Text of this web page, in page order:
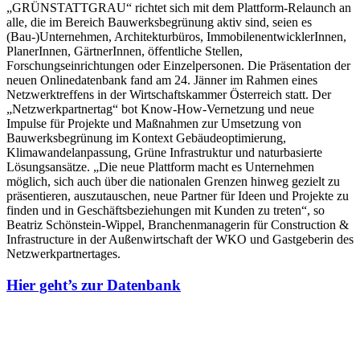
„GRÜNSTATTGRAU“ richtet sich mit dem Plattform-Relaunch an
alle, die im Bereich Bauwerksbegrünung aktiv sind, seien es
(Bau-)Unternehmen, Architekturbüros, ImmobilenentwicklerInnen,
PlanerInnen, GärtnerInnen, öffentliche Stellen,
Forschungseinrichtungen oder Einzelpersonen. Die Präsentation der
neuen Onlinedatenbank fand am 24. Jänner im Rahmen eines
Netzwerktreffens in der Wirtschaftskammer Österreich statt. Der
„Netzwerkpartnertag“ bot Know-How-Vernetzung und neue
Impulse für Projekte und Maßnahmen zur Umsetzung von
Bauwerksbegrünung im Kontext Gebäudeoptimierung,
Klimawandelanpassung, Grüne Infrastruktur und naturbasierte
Lösungsansätze. „Die neue Plattform macht es Unternehmen
möglich, sich auch über die nationalen Grenzen hinweg gezielt zu
präsentieren, auszutauschen, neue Partner für Ideen und Projekte zu
finden und in Geschäftsbeziehungen mit Kunden zu treten“, so
Beatriz Schönstein-Wippel, Branchenmanagerin für Construction &
Infrastructure in der Außenwirtschaft der WKO und Gastgeberin des
Netzwerkpartnertages.
Hier geht’s zur Datenbank